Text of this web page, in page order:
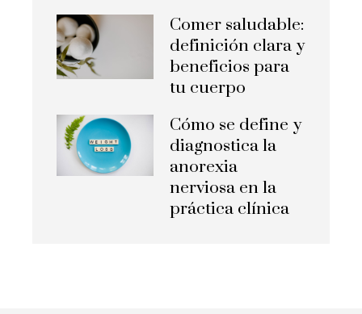
Comer saludable:
definición clara y
beneficios para
tu cuerpo
Cómo se define y
diagnostica la
anorexia
nerviosa en la
práctica clínica